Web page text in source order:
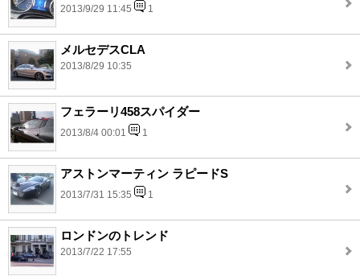
2013/9/29 11:45 1
メルセデスCLA
2013/8/29 10:35
フェラーリ458スパイダー
2013/8/4 00:01 1
アストンマーティン ラピードS
2013/7/31 15:35 1
ロンドンのトレンド
2013/7/22 17:55